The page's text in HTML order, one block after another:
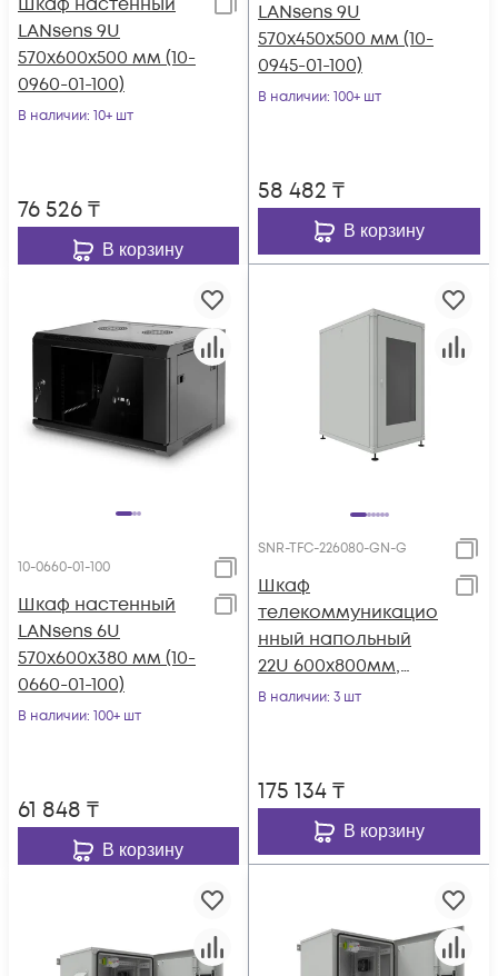
LANsens 9U
570x600x500 мм (10-
0960-01-100)
В наличии: 10+ шт
76 526₸
В корзину
LANsens 9U
570x450x500 мм (10-
0945-01-100)
В наличии: 100+ шт
58 482 ₸
В корзину
10-0660-01-100
Шкаф настенный
LANsens 6U
570x600x380 мм (10-
0660-01-100)
В наличии: 100+ шт
61 848 ₸
В корзину
SNR-TFC-226080-GN-G
Шкаф
телекоммуникацио
нный напольный
22U 600x800мм,
серия TFC (SNR-TFC-
В наличии: 3 шт
175 134₸
В корзину